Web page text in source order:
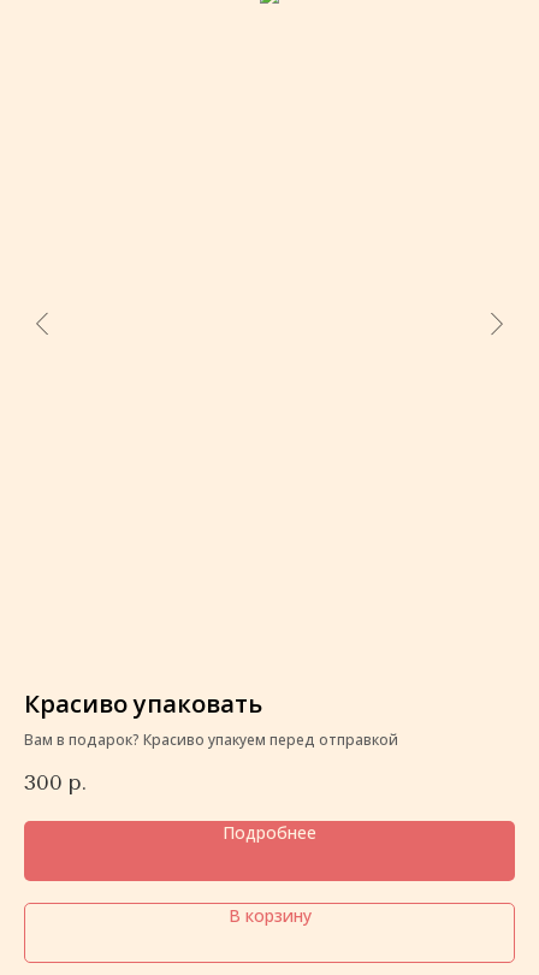
Красиво упаковать
Вам в подарок? Красиво упакуем перед отправкой
300 р.
Подробнее
В корзину